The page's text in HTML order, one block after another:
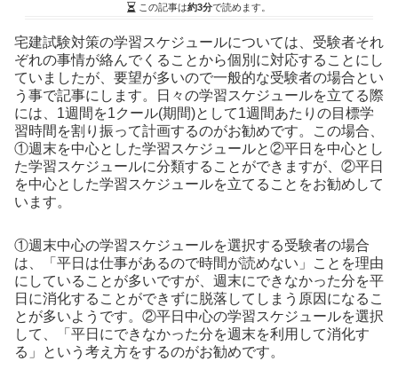
この記事は約3分で読めます。
宅建試験対策の学習スケジュールについては、受験者それ
ぞれの事情が絡んでくることから個別に対応することにし
ていましたが、要望が多いので一般的な受験者の場合とい
う事で記事にします。日々の学習スケジュールを立てる際
には、1週間を1クール(期間)として1週間あたりの目標学
習時間を割り振って計画するのがお勧めです。この場合、
①週末を中心とした学習スケジュールと②平日を中心とし
た学習スケジュールに分類することができますが、②平日
を中心とした学習スケジュールを立てることをお勧めして
います。
①週末中心の学習スケジュールを選択する受験者の場合
は、「平日は仕事があるので時間が読めない」ことを理由
にしていることが多いですが、週末にできなかった分を平
日に消化することができずに脱落してしまう原因になるこ
とが多いようです。②平日中心の学習スケジュールを選択
して、「平日にできなかった分を週末を利用して消化す
る」という考え方をするのがお勧めです。